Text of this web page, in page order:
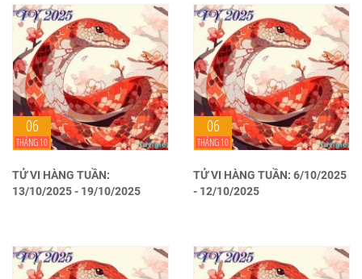
06
THÁNG 10
TỬ VI HÀNG TUẦN:
13/10/2025 - 19/10/2025
06
THÁNG 10
TỬ VI HÀNG TUẦN: 6/10/2025
- 12/10/2025